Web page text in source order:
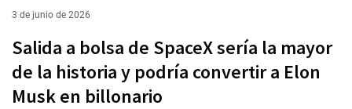
3 de junio de 2026
Salida a bolsa de SpaceX sería la mayor
de la historia y podría convertir a Elon
Musk en billonario